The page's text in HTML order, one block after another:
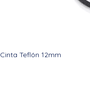
Cinta Teflón 12mm